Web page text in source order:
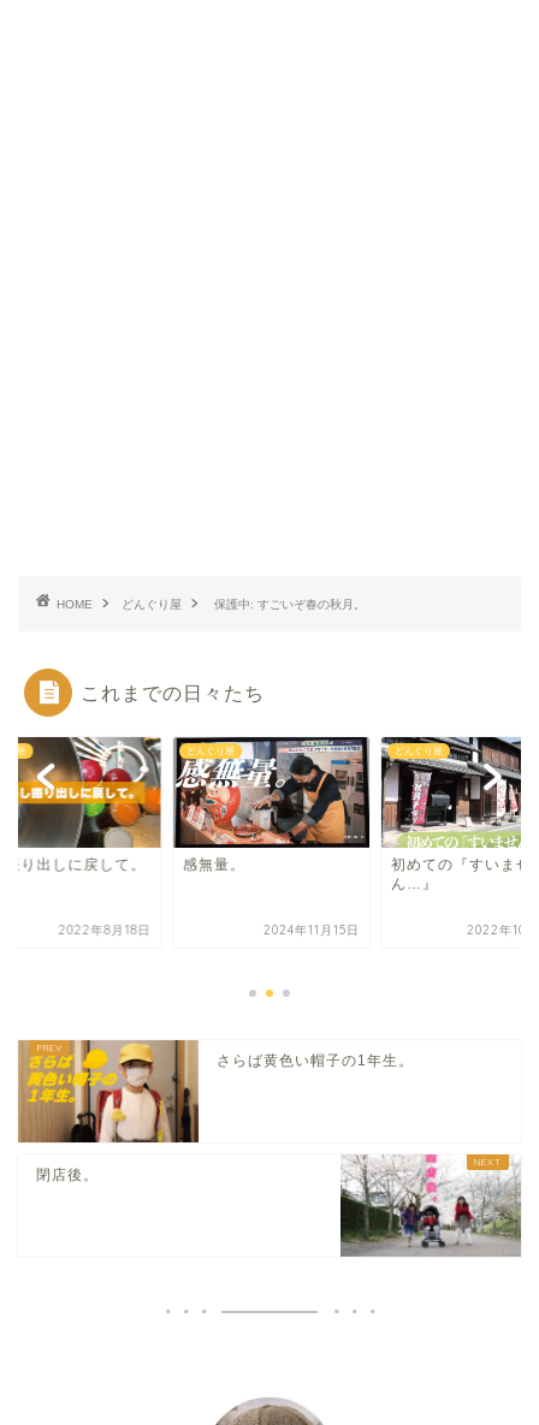
HOME どんぐり屋 保護中: すごいぞ春の秋月。
これまでの日々たち
り屋
振り出しに戻して。
2022年8月18日
どんぐり屋
感無量。
2024年11月15日
どんぐり屋
初めての『すいませ
ん…』
2022年10
さらば黄色い帽子の1年生。
閉店後。